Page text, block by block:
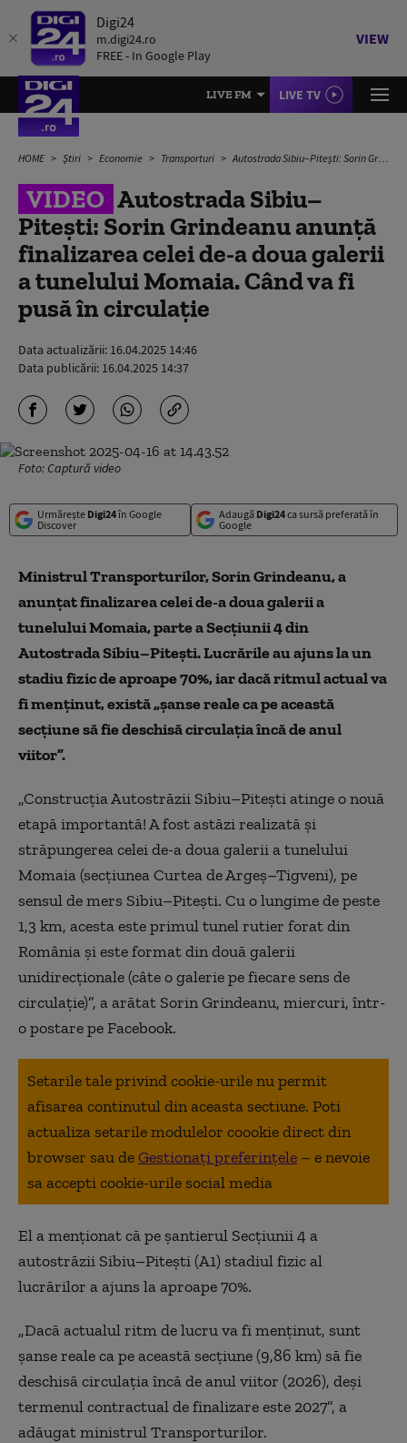
Digi24
m.digi24.ro
FREE - In Google Play
VIEW
LIVE FM LIVE TV
HOME Știri Economie Transporturi Autostrada Sibiu–Pitești: Sorin Grindeanu anunță finalizarea celei de-a doua galerii a tunelului Momaia. Când va fi pusă în circulație
VIDEO Autostrada Sibiu–
Pitești: Sorin Grindeanu anunță
finalizarea celei de-a doua galerii
a tunelului Momaia. Când va fi
pusă în circulație
Data actualizării: 16.04.2025 14:46
Data publicării: 16.04.2025 14:37
Foto: Captură video
Urmărește Digi24în Google
Discover
Adaugă Digi24ca sursă preferată în
Google
Ministrul Transporturilor, Sorin Grindeanu, a
anunțat finalizarea celei de-a doua galerii a
tunelului Momaia, parte a Secțiunii 4 din
Autostrada Sibiu–Pitești. Lucrările au ajuns la un
stadiu fizic de aproape 70%, iar dacă ritmul actual va
fi menținut, există „șanse reale ca pe această
secțiune să fie deschisă circulaţia încă de anul
viitor”.
„Construcţia Autostrăzii Sibiu–Piteşti atinge o nouă
etapă importantă! A fost astăzi realizată şi
străpungerea celei de-a doua galerii a tunelului
Momaia (secţiunea Curtea de Argeş–Tigveni), pe
sensul de mers Sibiu–Piteşti. Cu o lungime de peste
1,3 km, acesta este primul tunel rutier forat din
România şi este format din două galerii
unidirecţionale (câte o galerie pe fiecare sens de
circulaţie)”, a arătat Sorin Grindeanu, miercuri, într-
o postare pe Facebook.
Setarile tale privind cookie-urile nu permit
afisarea continutul din aceasta sectiune. Poti
actualiza setarile modulelor coookie direct din
browser sau deGestionați preferințele – e nevoie
sa accepti cookie-urile social media
El a menţionat că pe şantierul Secţiunii 4 a
autostrăzii Sibiu–Piteşti (A1) stadiul fizic al
lucrărilor a ajuns la aproape 70%.
„Dacă actualul ritm de lucru va fi menţinut, sunt
şanse reale ca pe această secţiune (9,86 km) să fie
deschisă circulaţia încă de anul viitor (2026), deşi
termenul contractual de finalizare este 2027”, a
adăugat ministrul Transporturilor.